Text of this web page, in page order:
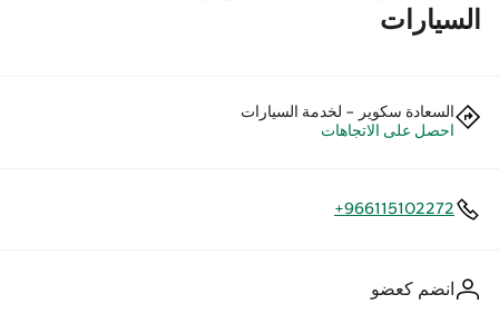
السيارات
السعادة سكوير - لخدمة السيارات
احصل على الاتجاهات
+966115102272
انضم كعضو